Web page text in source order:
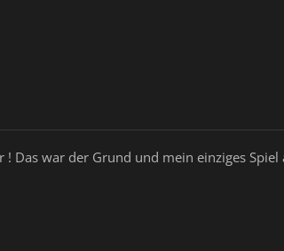
! Das war der Grund und mein einziges Spiel